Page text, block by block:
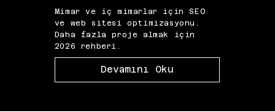
Mimar ve iç mimarlar için SEO
ve web sitesi optimizasyonu.
Daha fazla proje almak için
2026 rehberi.
Devamını Oku